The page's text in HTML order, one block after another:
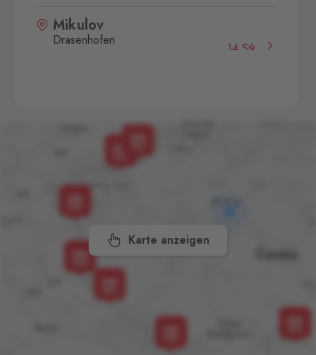
Karte anzeigen
Mikulov
Drasenhofen
14 Stk.
Petrovice 578, Petrovice,
Pomezí
Pomezí nad Ohří 56,
Pomezí nad Ohří,
Rozvadov 1
Waidhaus 1